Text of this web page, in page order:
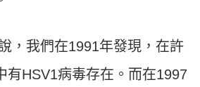
，我們在1991年發現，在許
有HSV1病毒存在。而在1997